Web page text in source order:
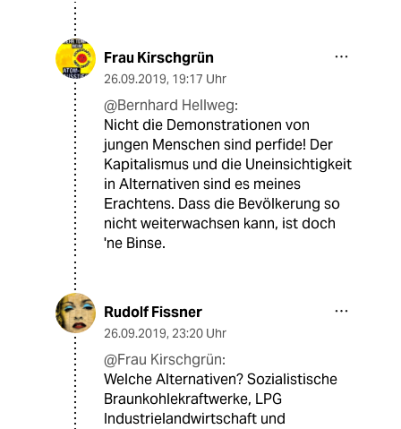
Frau Kirschgrün
26.09.2019, 19:17 Uhr
@Bernhard Hellweg:
Nicht die Demonstrationen von
jungen Menschen sind perfide! Der
Kapitalismus und die Uneinsichtigkeit
in Alternativen sind es meines
Erachtens. Dass die Bevölkerung so
nicht weiterwachsen kann, ist doch
'ne Binse.
Rudolf Fissner
26.09.2019, 23:20 Uhr
@Frau Kirschgrün:
Welche Alternativen? Sozialistische
Braunkohlekraftwerke, LPG
Industrielandwirtschaft und